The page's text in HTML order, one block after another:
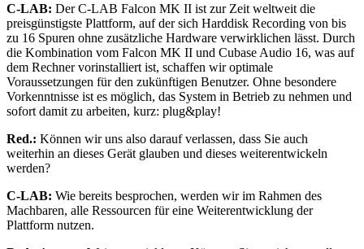
C-LAB: Der C-LAB Falcon MK II ist zur Zeit weltweit die
preisgünstigste Plattform, auf der sich Harddisk Recording von bis
zu 16 Spuren ohne zusätzliche Hardware verwirklichen lässt. Durch
die Kombination vom Falcon MK II und Cubase Audio 16, was auf
dem Rechner vorinstalliert ist, schaffen wir optimale
Voraussetzungen für den zukünftigen Benutzer. Ohne besondere
Vorkenntnisse ist es möglich, das System in Betrieb zu nehmen und
sofort damit zu arbeiten, kurz: plug&play!
Red.: Können wir uns also darauf verlassen, dass Sie auch
weiterhin an dieses Gerät glauben und dieses weiterentwickeln
werden?
C-LAB: Wie bereits besprochen, werden wir im Rahmen des
Machbaren, alle Ressourcen für eine Weiterentwicklung der
Plattform nutzen.